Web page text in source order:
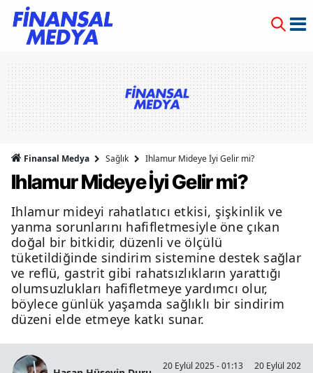
Finansal Medya Sağlık Ihlamur Mideye İyi Gelir mi?
Ihlamur Mideye İyi Gelir mi?
Ihlamur mideyi rahatlatıcı etkisi, şişkinlik ve
yanma sorunlarını hafifletmesiyle öne çıkan
doğal bir bitkidir, düzenli ve ölçülü
tüketildiğinde sindirim sistemine destek sağlar
ve reflü, gastrit gibi rahatsızlıkların yarattığı
olumsuzlukları hafifletmeye yardımcı olur,
böylece günlük yaşamda sağlıklı bir sindirim
düzeni elde etmeye katkı sunar.
20 Eylül 2025 - 01:13
20 Eylül 2025